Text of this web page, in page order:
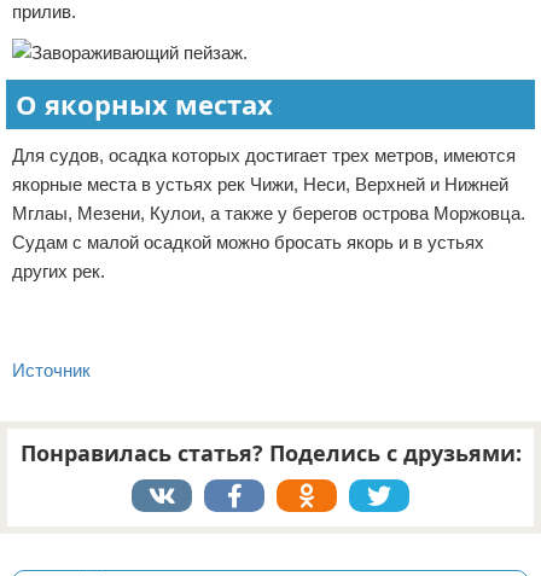
прилив.
О якорных местах
Для судов, осадка которых достигает трех метров, имеются
якорные места в устьях рек Чижи, Неси, Верхней и Нижней
Мглаы, Мезени, Кулои, а также у берегов острова Моржовца.
Судам с малой осадкой можно бросать якорь и в устьях
других рек.
Источник
Понравилась статья? Поделись с друзьями: